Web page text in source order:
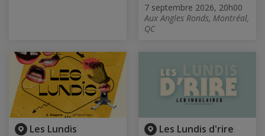
7 septembre 2026, 20h00
Aux Angles Ronds, Montréal,
QC
Les Lundis Les Lundis d'rire